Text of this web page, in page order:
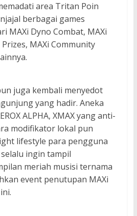
area Tritan Poin
berbagai games
MAXi Dyno Combat, MAXi
MAXi Community
juga kembali menyedot
yang hadir. Aneka
ALPHA, XMAX yang anti-
modifikator lokal pun
lifestyle para pengguna
ingin tampil
meriah musisi ternama
event penutupan MAXi